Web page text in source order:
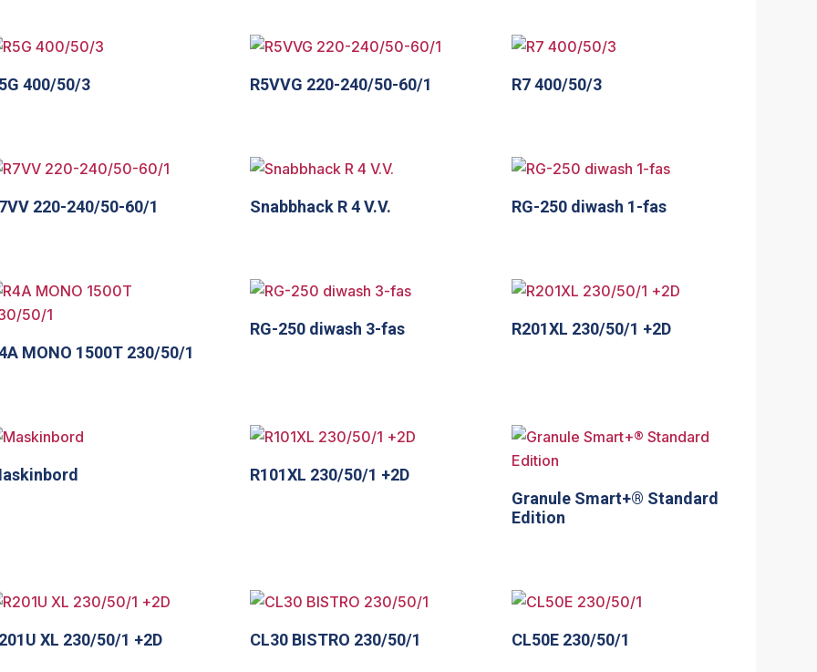
400/50/3 R5VVG 220-240/50-60/1 R7 400/50/3
220-240/50-60/1 Snabbhack R 4 V.V. RG-250 diwash 1-fas
MONO 1500T 230/50/1
RG-250 diwash 3-fas R201XL 230/50/1 +2D
R101XL 230/50/1 +2D
Granule Smart+® Standard
Edition
XL 230/50/1 +2D CL30 BISTRO 230/50/1 CL50E 230/50/1